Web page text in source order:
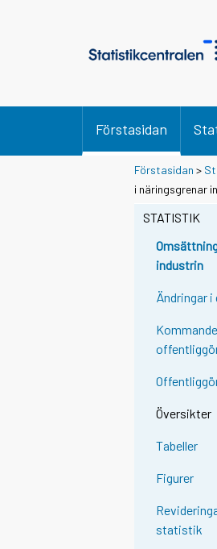
Förstasidan
Förstasidan >
i näringsgrenar
STATISTIK
industrin
Ändringar
Kommande
Översikter
Tabeller
Figurer
statistik